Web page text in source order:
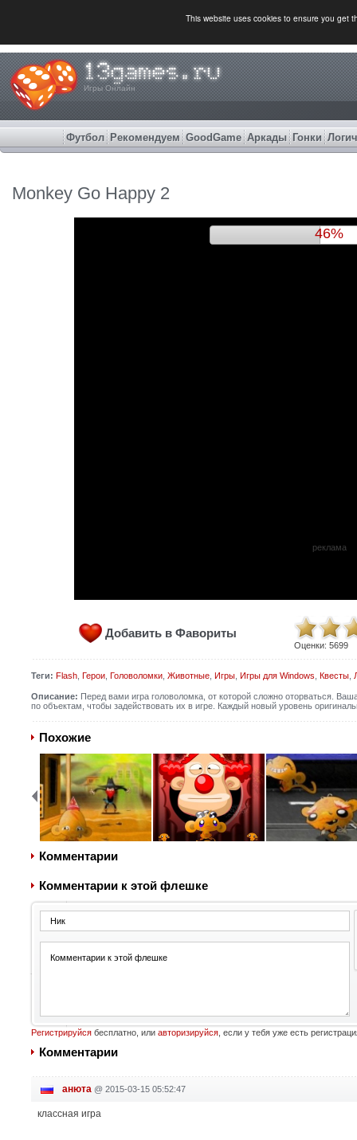
This website uses cookies to ensure you get
Игры Онлайн
Футбол Рекомендуем GoodGame Аркады Гонки
Monkey Go Happy 2
49%
реклама
Добавить в Фавориты
Оценки: 5699
Теги: Flash, Герои, Головоломки, Животные, Игры, Игры для Windows Квесты,
Описание: Перед вами игра головоломка, от которой сложно оторваться.
по объектам, чтобы задействовать их в игре. Каждый новый уровень
Похожие
Комментарии
Комментарии к этой флешке
Регистрируйсябесплатно, или авторизируйся, если у тебя уже есть
Комментарии
анюта@ 2015-03-15 05:52:47
классная игра